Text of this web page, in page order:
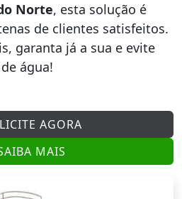
Norte, esta solução é
de clientes satisfeitos.
garanta já a sua e evite
água!
AGORA
MAIS